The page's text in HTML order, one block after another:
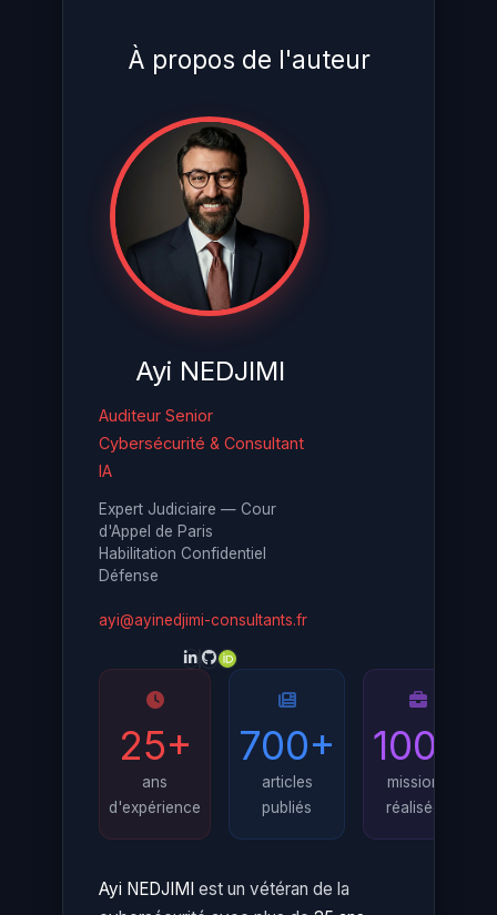
À propos de l'auteur
Ayi NEDJIMI
Auditeur Senior
Cybersécurité & Consultant
IA
Expert Judiciaire — Cour
d'Appel de Paris
Habilitation Confidentiel
Défense
ayi@ayinedjimi-consultants.fr
25+
ans
d'expérience
700+
articles
publiés
100+
missions
réalisées
Ayi NEDJIMI est un vétéran de la